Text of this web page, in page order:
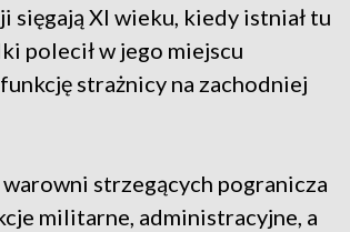
sięgają XI wieku, kiedy istniał tu
polecił w jego miejscu
strażnicy na zachodniej
strzegących pogranicza
militarne, administracyjne, a